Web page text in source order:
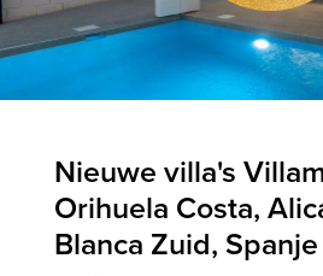
Nieuwe villa's
Orihuela Costa,
Blanca Zuid, Spanje